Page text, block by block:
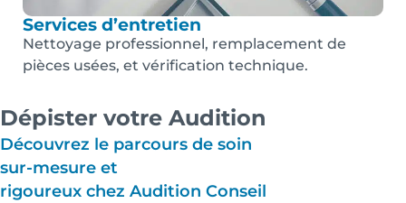
Services d’entretien
Nettoyage professionnel, remplacement de
pièces usées, et vérification technique.
Dépister votre Audition
Découvrez le parcours de soin
sur-mesure et
rigoureux chez Audition Conseil